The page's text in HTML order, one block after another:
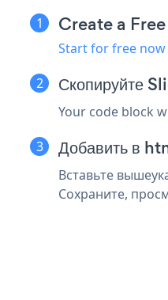
Create a
Start for free now
Скопируйте
Your code block
Добавить в
Вставьте
Сохраните,